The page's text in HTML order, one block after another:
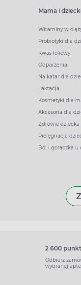
Mama i
Witaminy w
Probiotyki dla
Kwas foliowy
Odparzenia
Na katar dla
Laktacja
Kosmetyki dla
Akcesoria dla
Zdrowie dziecka
Pielęgnacja
Ból i gorączka u
2 600
Odbierz
wybranej